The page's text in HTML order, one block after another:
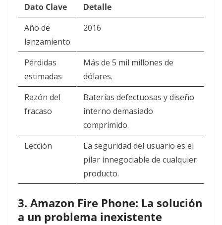
Dato Clave
Detalle
Año de
lanzamiento
2016
Pérdidas
estimadas
Más de 5 mil millones de
dólares.
Razón del
fracaso
Baterías defectuosas y diseño
interno demasiado
comprimido.
Lección
La seguridad del usuario es el
pilar innegociable de cualquier
producto.
3. Amazon Fire Phone: La solución
a un problema inexistente